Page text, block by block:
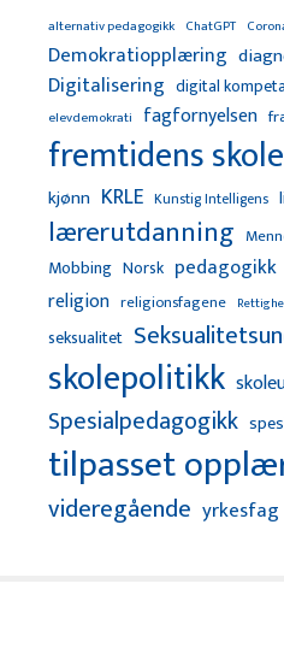
alternativ pedagogikk ChatGPT
Demokratiopplæring
Digitalisering digital
elevdemokrati fagfornyelsen
fremtidens skole
kjønn KRLE Kunstig Intelligens
lærerutdanning
Mobbing Norsk pedagogikk
religion religionsfagene
seksualitet
skolepolitikk
Spesialpedagogikk
tilpasset
videregående yrkesfag